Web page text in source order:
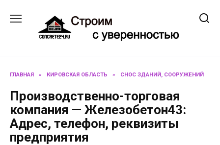
содержанию
ГЛАВНАЯ » КИРОВСКАЯ ОБЛАСТЬ » СНОС ЗДАНИЙ, СООРУЖЕНИЙ
Производственно-торговая
компания — Железобетон43:
Адрес, телефон, реквизиты
предприятия